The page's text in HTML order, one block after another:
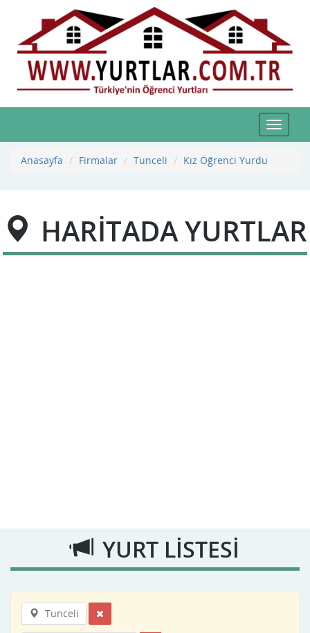
Toggle
Anasayfa
Firmalar Tunceli Kız Öğrenci Yurdu
HARİTADA YURTLAR
YURT LİSTESİ
Tunceli